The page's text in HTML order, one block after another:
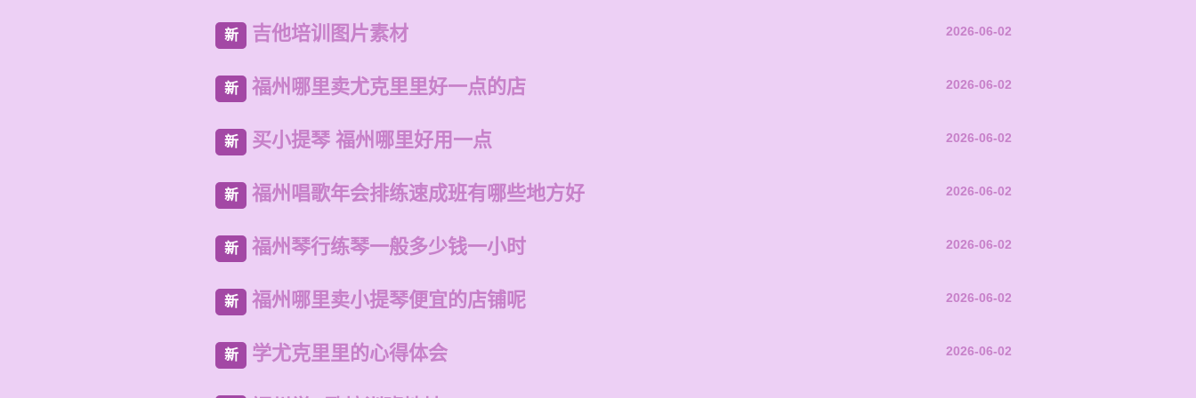
新 吉他培训图片素材 2026-06-02
新 福州哪里卖尤克里里好一点的店 2026-06-02
新 买小提琴 福州哪里好用一点 2026-06-02
新 福州唱歌年会排练速成班有哪些地方好 2026-06-02
新 福州琴行练琴一般多少钱一小时 2026-06-02
新 福州哪里卖小提琴便宜的店铺呢 2026-06-02
新 学尤克里里的心得体会 2026-06-02